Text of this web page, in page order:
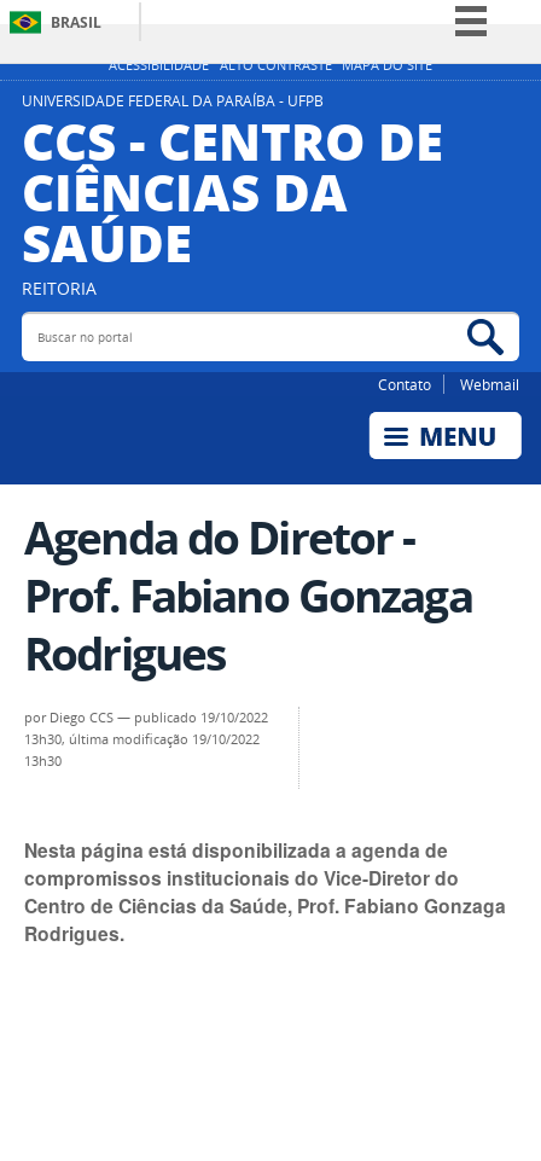
ACESSIBILIDADE ALTO CONTRASTE MAPA DO SITE
BRASIL
Simplifique!
Participe
Acesso à informação
Legislação
UNIVERSIDADE FEDERAL DA PARAÍBA - UFPB
CCS - CENTRO DE
CIÊNCIAS DA
SAÚDE
REITORIA
Buscar no portal
Contato Webmail
Agenda do Diretor -
Prof. Fabiano Gonzaga
Rodrigues
por Diego CCS — publicado 19/10/2022
13h30, última modificação 19/10/2022
13h30
Nesta página está disponibilizada a agenda de
compromissos institucionais do Vice-Diretor do
Centro de Ciências da Saúde, Prof. Fabiano Gonzaga
Rodrigues.